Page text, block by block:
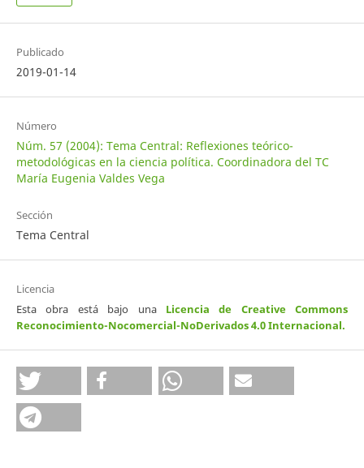
Publicado
2019-01-14
Número
Núm. 57 (2004): Tema Central: Reflexiones teórico-
metodológicas en la ciencia política. Coordinadora del TC
María Eugenia Valdes Vega
Sección
Tema Central
Licencia
Esta obra está bajo una Licencia de Creative Commons
Reconocimiento-Nocomercial-NoDerivados 4.0 Internacional.